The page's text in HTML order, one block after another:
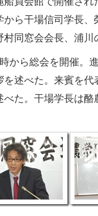
から干場信司学長
村同窓会会長、浦川
から総会を開催。
を述べた。来賓を
べた。干場学長は